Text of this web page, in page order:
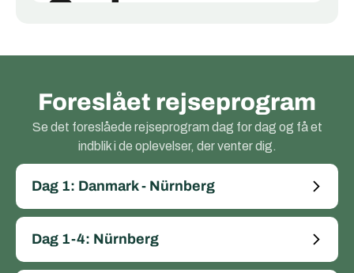
Foreslået rejseprogram
Se det foreslåede rejseprogram dag for dag og få et
indblik i de oplevelser, der venter dig.
Dag 1: Danmark - Nürnberg
Dag 1-4: Nürnberg